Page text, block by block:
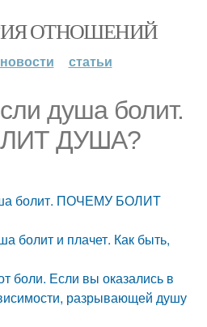
ОТНОШЕНИЙ
новости статьи
душа болит.
ДУША?
болит. ПОЧЕМУ БОЛИТ
болит и плачет. Как быть,
боли. Если вы оказались в
разрывающей душу